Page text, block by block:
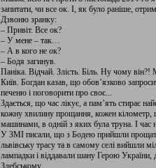
запитати, чи все ок. І, як було раніше,
Дзвоню зранку:
– Привіт. Все ок?
– У мене – так…
– А в кого не ок?
– Бодя загинув.
Паніка. Відчай. Злість. Біль. Ну чому
Київ. Богдан казав, що обов’язково
печеню і поговорити про своє...
Здається, що час лікує, а пам’ять стирає
кожну хвилину прощання, кожен
машинами, в одній з яких була труна. І час
У ЗМІ писали, що з Бодею прийшли
львівську трасу та в самому селі вийшли
лампадки і віддавали шану Герою
Здебському.